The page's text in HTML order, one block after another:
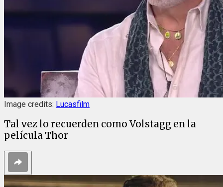
Image credits: Lucasfilm
Tal vez lo recuerden como Volstagg en la
película Thor